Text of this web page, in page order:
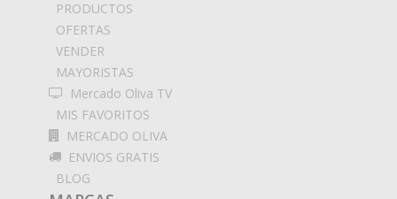
PRODUCTOS
OFERTAS
VENDER
MAYORISTAS
Mercado Oliva TV
MIS FAVORITOS
MERCADO OLIVA
ENVIOS GRATIS
BLOG